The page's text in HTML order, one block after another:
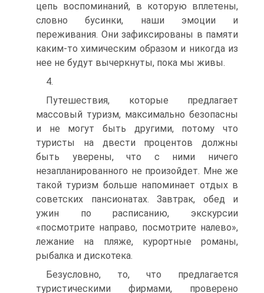
цепь воспоминаний, в которую вплетены,
словно бусинки, наши эмоции и
переживания. Они зафиксированы в памяти
каким-то химическим образом и никогда из
нее не будут вычеркнуты, пока мы живы.
4.
Путешествия, которые предлагает
массовый туризм, максимально безопасны
и не могут быть другими, потому что
туристы на двести процентов должны
быть уверены, что с ними ничего
незапланированного не произойдет. Мне же
такой туризм больше напоминает отдых в
советских пансионатах. Завтрак, обед и
ужин по расписанию, экскурсии
«посмотрите направо, посмотрите налево»,
лежание на пляже, курортные романы,
рыбалка и дискотека.
Безусловно, то, что предлагается
туристическими фирмами, проверено